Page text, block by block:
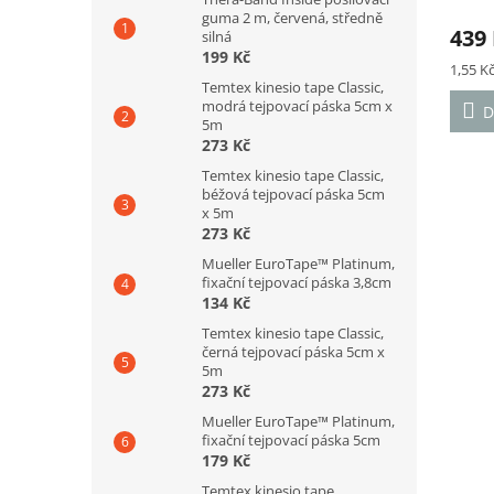
guma 2 m, červená, středně
silná
199 Kč
Temtex kinesio tape Classic,
modrá tejpovací páska 5cm x
5m
273 Kč
Temtex kinesio tape Classic,
béžová tejpovací páska 5cm
x 5m
273 Kč
Mueller EuroTape™ Platinum,
fixační tejpovací páska 3,8cm
134 Kč
Temtex kinesio tape Classic,
černá tejpovací páska 5cm x
5m
273 Kč
Mueller EuroTape™ Platinum,
fixační tejpovací páska 5cm
179 Kč
je
5,0
439
Měrná
cena:
1,55